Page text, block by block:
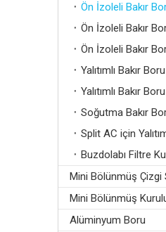
Ön İzoleli Bakır
Ön İzoleli Bakır
Ön İzoleli Bakır
Yalıtımlı Bakır Boru
Yalıtımlı Bakır
Soğutma Bakır
Split AC için
Buzdolabı Filtre
Mini Bölünmüş Çizgi
Mini Bölünmüş
Alüminyum Boru